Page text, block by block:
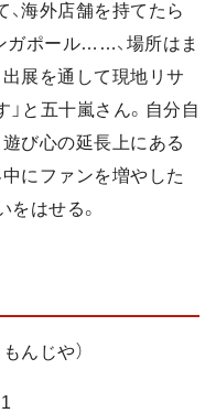
海外店舗を持てたら
ガポール……、場所はま
展を通して現地リサ
と五十嵐さん。自分自
び心の延長上にある
にファンを増やした
をはせる。
んじや）